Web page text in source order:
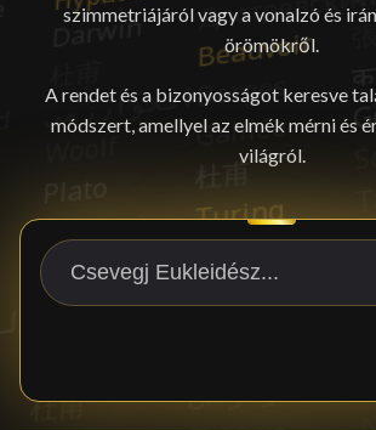
szimmetriájáról vagy a vonalzó és
örömökről.
A rendet és a bizonyosságot keresve
módszert, amellyel az elmék mérni és
világról.